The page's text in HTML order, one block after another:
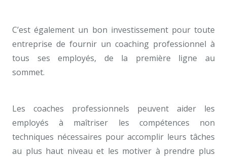
C’est également un bon investissement pour toute
entreprise de fournir un coaching professionnel à
tous ses employés, de la première ligne au
sommet.
Les coaches professionnels peuvent aider les
employés à maîtriser les compétences non
techniques nécessaires pour accomplir leurs tâches
au plus haut niveau et les motiver à prendre plus